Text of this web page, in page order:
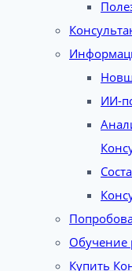
ИИ-
Обучение
Купить